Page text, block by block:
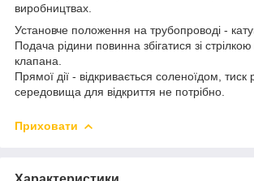
виробництвах.
Установче положення на трубопроводі -
Подача рідини повинна збігатися зі
клапана.
Прямої дії - відкривається соленоїдом, тиск
середовища для відкриття не потрібно.
Приховати